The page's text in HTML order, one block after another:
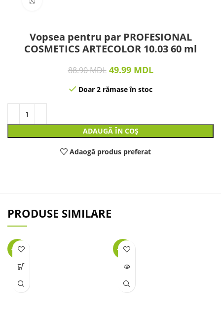
Vopsea pentru par PROFESIONAL
COSMETICS ARTECOLOR 10.03 60 ml
88.90MDL 49.99 MDL
Doar 2 rămase în stoc
ADAUGĂ ÎN COȘ
Adaogă produs preferat
PRODUSE SIMILARE
-57% -22%
LIPSĂ